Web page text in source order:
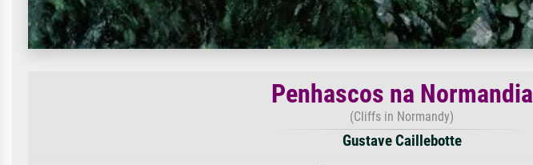
Penhascos na Normandia
(Cliffs in Normandy)
Gustave Caillebotte